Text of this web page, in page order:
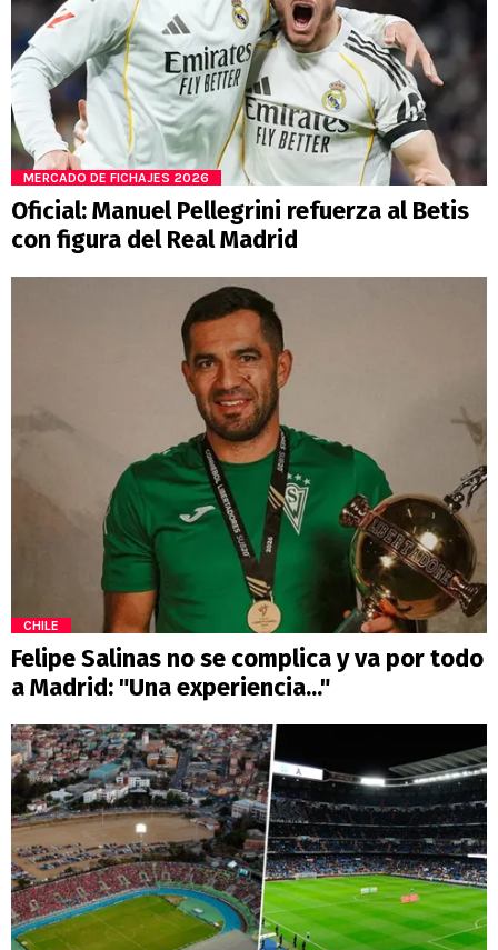
MERCADO DE FICHAJES 2026
Oficial: Manuel Pellegrini refuerza al Betis
con figura del Real Madrid
CHILE
Felipe Salinas no se complica y va por todo
a Madrid: "Una experiencia..."